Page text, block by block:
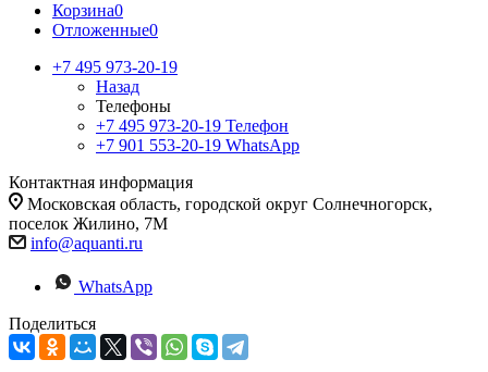
Корзина0
Отложенные0
+7 495 973-20-19
Назад
Телефоны
+7 495 973-20-19 Телефон
+7 901 553-20-19 WhatsApp
Контактная информация
Московская область, городской округ Солнечногорск,
поселок Жилино, 7М
info@aquanti.ru
WhatsApp
Поделиться